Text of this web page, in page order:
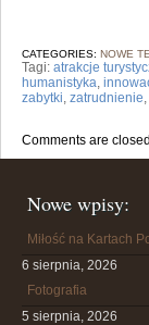
CATEGORIES: NOWE
Tagi: atrakcje
humanistyka,
zabytki, zatrudnienie,
Comments are
Nowe wpisy:
Miłość na Kartach
6 sierpnia, 2026
Fotografia
5 sierpnia, 2026